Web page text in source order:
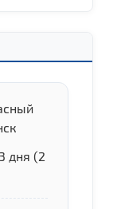
3 дня (2